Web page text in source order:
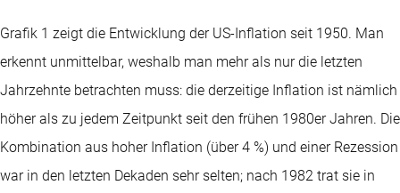
Grafik 1 zeigt die Entwicklung der US-Inflation seit 1950. Man
erkennt unmittelbar, weshalb man mehr als nur die letzten
Jahrzehnte betrachten muss: die derzeitige Inflation ist nämlich
höher als zu jedem Zeitpunkt seit den frühen 1980er Jahren. Die
Kombination aus hoher Inflation (über 4 %) und einer Rezession
war in den letzten Dekaden sehr selten; nach 1982 trat sie in